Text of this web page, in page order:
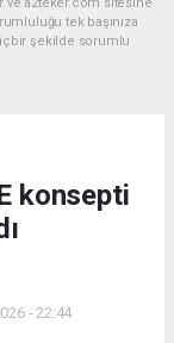
ve a2teker.com sitesine
tek başınıza
şekilde sorumlu
konsepti
- 22:44